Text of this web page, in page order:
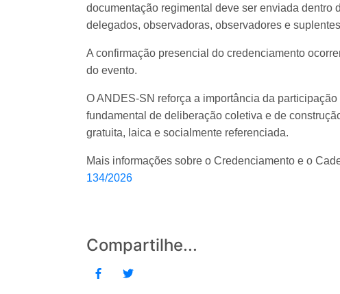
documentação regimental deve ser enviada dentro
delegados, observadoras, observadores e
A confirmação presencial do credenciamento
do evento.
O ANDES-SN reforça a importância da
fundamental de deliberação coletiva e de
gratuita, laica e socialmente referenciada.
Mais informações sobre o Credenciamento e o
134/2026
Compartilhe...